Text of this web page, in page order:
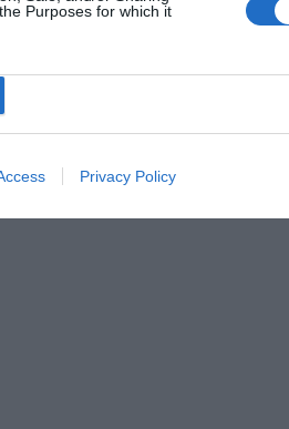
Purposes for which it
Privacy Policy